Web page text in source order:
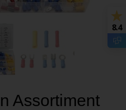
Assortiment
8.4